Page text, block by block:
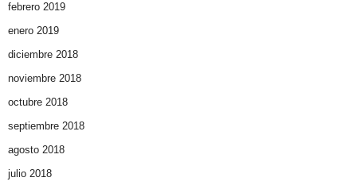
febrero 2019
enero 2019
diciembre 2018
noviembre 2018
octubre 2018
septiembre 2018
agosto 2018
julio 2018